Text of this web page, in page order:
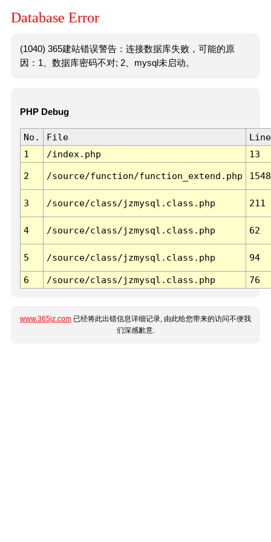
Database Error
(1040) 365建站错误警告：连接数据库失败，可能的原
因：1、数据库密码不对; 2、mysql未启动。
PHP Debug
No. File
Line
1
/index.php 13
2 /source/function/function_extend.php 1548
3 /source/class/jzmysql.class.php 211
4 /source/class/jzmysql.class.php 62
5 /source/class/jzmysql.class.php 94
6 /source/class/jzmysql.class.php 76
www.365jz.com 已经将此出错信息详细记录, 由此给您带来的访问不便我
们深感歉意.